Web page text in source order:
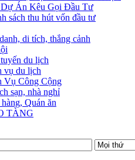
Dự Án Kêu Gọi Đầu Tư
sách thu hút vốn đầu tư
di tích, thắng cảnh
du lịch
vụ du lịch
Vụ Công Cộng
sạn, nhà nghỉ
Quán ăn
TÀNG